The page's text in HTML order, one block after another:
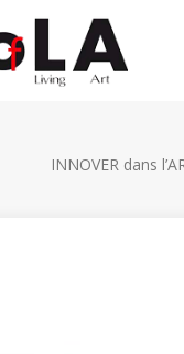
INNOVER dans